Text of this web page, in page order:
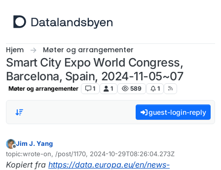
Hjem Møter og arrangementer
Smart City Expo World Congress,
Barcelona, Spain, 2024-11-05~07
Møter og arrangementer 1 1 589 1
guest-login-reply
Frakoblet
Jim J. Yang
topic:wrote-on, /post/1170, 2024-10-29T08:26:04.273Z
Sist endret av
Kopiert fra https://data.europa.eu/en/news-